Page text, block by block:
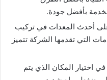
بأفضل جودة.
على أحدث المعدات في تركيب
التي تقدمها الشركة تتميز
اختيار المكان الذي يتم